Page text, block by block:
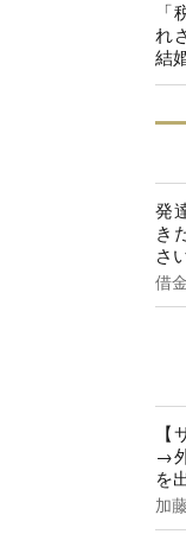
れ
結
発
き
さ
借
→
を
加